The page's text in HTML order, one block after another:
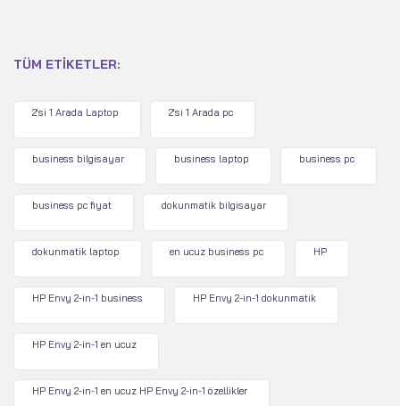
TÜM ETIKETLER:
2'si 1 Arada Laptop 2'si 1 Arada pc
business bilgisayar business laptop business pc
business pc fiyat dokunmatik bilgisayar
dokunmatik laptop en ucuz business pc HP
HP Envy 2-in-1 business HP Envy 2-in-1 dokunmatik
HP Envy 2-in-1 en ucuz
HP Envy 2-in-1 en ucuz HP Envy 2-in-1 özellikler